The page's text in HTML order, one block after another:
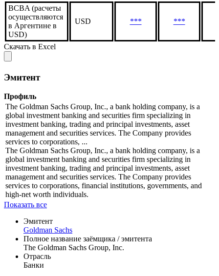
BCBA (расчеты
осуществляются
в Аргентине в
USD)
USD *** ***
Скачать в Excel
Эмитент
Профиль
The Goldman Sachs Group, Inc., a bank holding company, is a
global investment banking and securities firm specializing in
investment banking, trading and principal investments, asset
management and securities services. The Company provides
services to corporations, ...
The Goldman Sachs Group, Inc., a bank holding company, is a
global investment banking and securities firm specializing in
investment banking, trading and principal investments, asset
management and securities services. The Company provides
services to corporations, financial institutions, governments, and
high-net worth individuals.
Показать все
Эмитент
Goldman Sachs
Полное название заёмщика / эмитента
The Goldman Sachs Group, Inc.
Отрасль
Банки